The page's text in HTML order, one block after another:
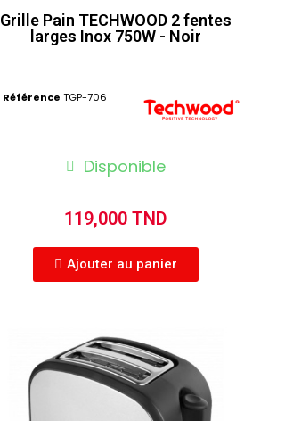
Grille Pain TECHWOOD 2 fentes
larges Inox 750W - Noir
Référence TGP-706
Disponible
119,000 TND
Ajouter au panier